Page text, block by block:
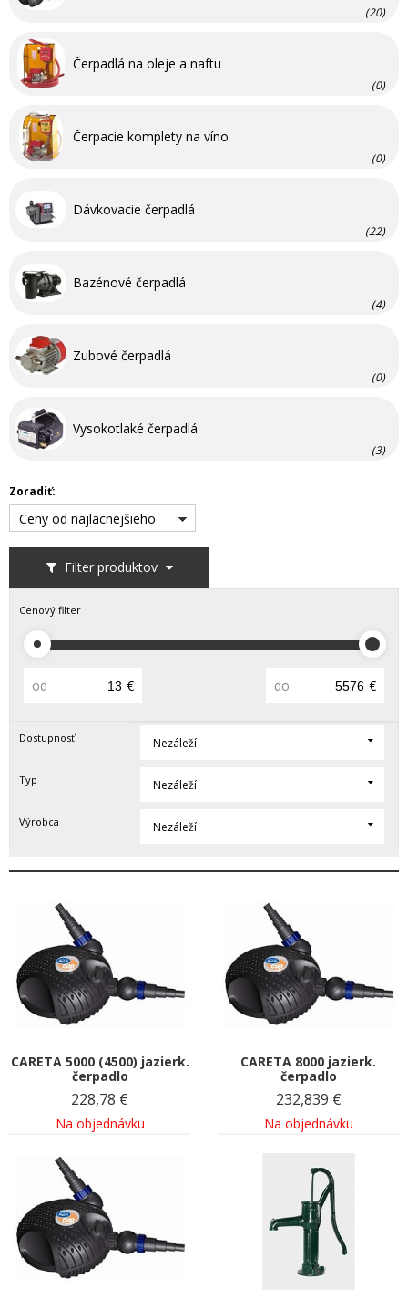
(20)
Čerpadlá na oleje a naftu
(0)
Čerpacie komplety na víno
(0)
Dávkovacie čerpadlá
(22)
Bazénové čerpadlá
(4)
Zubové čerpadlá
(0)
Vysokotlaké čerpadlá
(3)
Filter produktov
Zoradiť:
Ceny od najlacnejšieho
Cenový filter
od € do €
Dostupnosť Nezáleží
Typ Nezáleží
Výrobca Nezáleží
CARETA 5000 (4500) jazierk.
čerpadlo
228,78 €
Na objednávku
CARETA 8000 jazierk.
čerpadlo
232,839 €
Na objednávku